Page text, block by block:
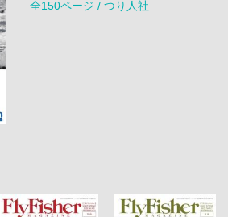
全150ページ / つり人社